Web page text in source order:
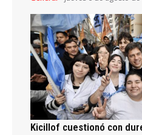
Kicillof cuestionó con